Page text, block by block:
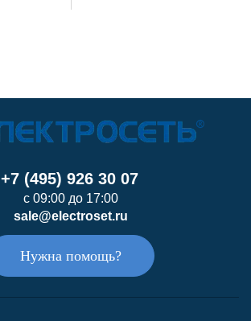
+7 (495) 926 30 07
с 09:00 до 17:00
sale@electroset.ru
Нужна помощь?